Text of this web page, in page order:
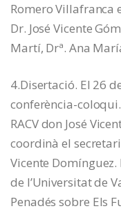
Romero Villafranca
Dr. José Vicente
Martí, Drª. Ana
4.Disertació. El 26
conferència-
RACV don José
coordinà el
Vicente
de l’Universitat de
Penadés sobre Els